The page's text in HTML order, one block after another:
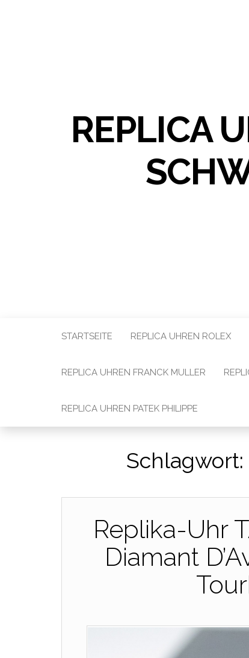
REPLICA
STARTSEITE REPLICA UHREN ROLEX
REPLICA UHREN FRANCK MULLER
REPLICA UHREN PATEK PHILIPPE
Schlagwort:
Replika-Uhr
Diamant